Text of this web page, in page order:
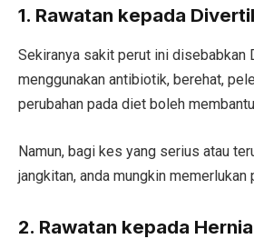
1. Rawatan kepada
Sekiranya sakit perut ini disebabkan
menggunakan antibiotik, berehat,
perubahan pada diet boleh
Namun, bagi kes yang serius atau
jangkitan, anda mungkin memerlukan
2. Rawatan kepada